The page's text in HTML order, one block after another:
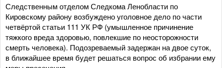
Следственным отделом Следкома Ленобласти по
Кировскому району возбуждено уголовное дело по части
четвёртой статьи 111 УК РФ (умышленное причинение
тяжкого вреда здоровью, повлекшие по неосторожности
смерть человека). Подозреваемый задержан на двое суток,
в ближайшее время будет решаться вопрос об избрании ему